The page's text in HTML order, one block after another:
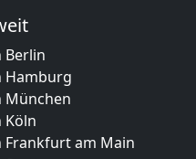
Berlin
Hamburg
München
Köln
Frankfurt am Main